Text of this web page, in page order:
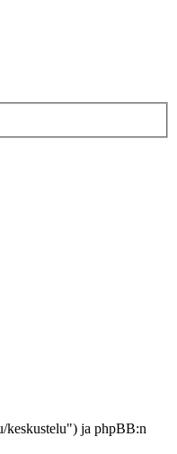
keskustelu") ja phpBB:n